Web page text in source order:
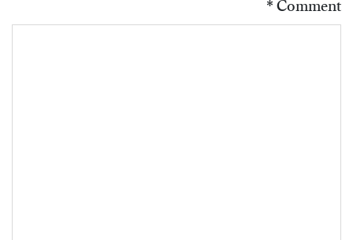
Comment
*